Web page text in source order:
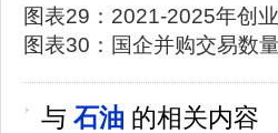
图表29：2021-2025年创
图表30：国企并购交易数
与 石油 的相关内容